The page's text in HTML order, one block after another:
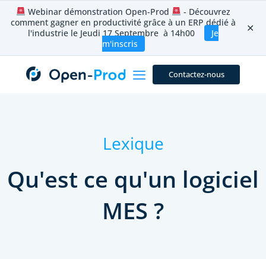
Webinar démonstration Open-Prod
- Découvrez
comment gagner en productivité grâce à un ERP dédié à
l'industrie le Jeudi 17 Septembre à 14h00
Je
m'inscris
✕
Aller
contenu
Contactez-nous
Lexique
Qu'est ce qu'un logiciel
MES ?